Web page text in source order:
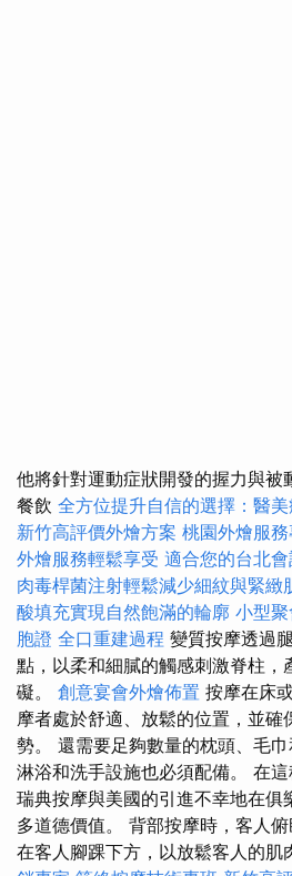
他將針對運動症狀開發的握力與
餐飲 全方位提升自信的選擇：醫美
新竹高評價外燴方案 桃園外燴服
外燴服務輕鬆享受 適合您的台北
肉毒桿菌注射輕鬆減少細紋與緊緻
酸填充實現自然飽滿的輪廓 小型
胞證 全口重建過程 變質按摩透過
點，以柔和細膩的觸感刺激脊柱，
礙。 創意宴會外燴佈置 按摩在床
摩者處於舒適、放鬆的位置，並確
勢。 還需要足夠數量的枕頭、毛巾
淋浴和洗手設施也必須配備。 在這
瑞典按摩與美國的引進不幸地在俱
多道德價值。 背部按摩時，客人
在客人腳踝下方，以放鬆客人的肌